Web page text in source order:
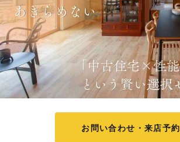
お問い合わせ・来店予約